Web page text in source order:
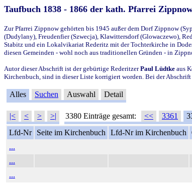
Taufbuch 1838 - 1866 der kath. Pfarrei
Zur Pfarrei Zippnow gehörten bis 1945 außer dem Dorf Zippnow
(Dudylany), Freudenfier (Szwecja), Klawittersdorf (Glowaczewo),
Stabitz und ein Lokalvikariat Rederitz mit der Tochterkirche in
diesen Gemeinden - wohl noch aus traditionellen Gründen - in
Autor dieser Abschrift ist der gebürtige RederitzerPaul Lüdtke aus
Kirchenbuch, sind in dieser Liste korrigiert worden. Bei der
Alles Suchen Auswahl Detail
|< < > >| 3380 Einträge gesamt: << 3361
Lfd-Nr
Seite im Kirchenbuch Lfd-Nr im Kirchenbuch
...
...
...